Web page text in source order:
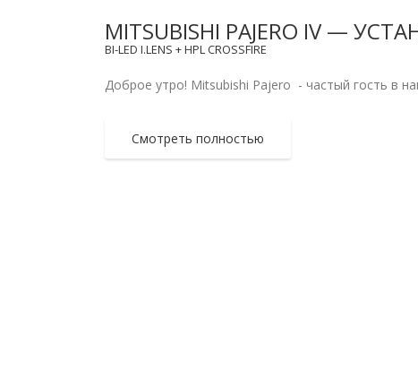
MITSUBISHI PAJERO IV —
BI-LED I.LENS + HPL CROSSFIRE
Доброе утро! Mitsubishi Pajero - частый гость в
Смотреть полностью